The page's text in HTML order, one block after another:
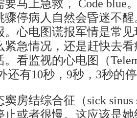
要马上急救， Code blue
骤停病人自然会昏迷不
。心电图谎报军情是常
紧急情况，还是赶快去
看监视的心电图（
还有10秒，9秒，3秒的
房结综合征（sick sinus
止或者很慢。这应该是